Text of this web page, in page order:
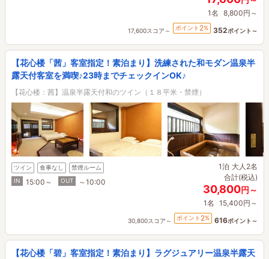
1名 8,800円～
17,600スコア～ ポイント 2% 352ポイント～
【花心楼「茜」客室指定！素泊まり】洗練された和モダン温泉半
露天付客室を満喫♪23時までチェックインOK♪
【花心楼：茜】温泉半露天付和のツイン（１８平米・禁煙）
ツイン 食事なし
禁煙ルーム
IN
15:00～ OUT ～10:00
1泊 大人2名
合計(税込)
30,800円～
1名 15,400円～
30,800スコア～ ポイント 2% 616ポイント～
【花心楼「碧」客室指定！素泊まり】ラグジュアリー温泉半露天